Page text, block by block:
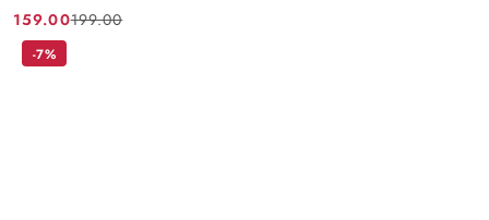
Cena
promocyjna:
159.00
Cena
przed
199.00
-7%